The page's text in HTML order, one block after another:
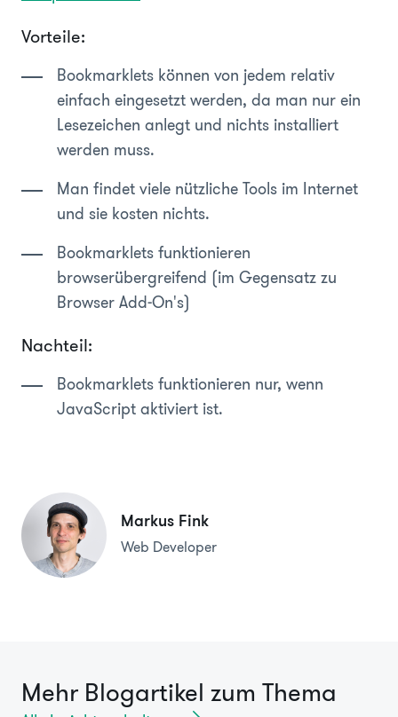
Vorteile:
Bookmarklets können von jedem relativ
einfach eingesetzt werden, da man nur ein
Lesezeichen anlegt und nichts installiert
werden muss.
Man findet viele nützliche Tools im Internet
und sie kosten nichts.
Bookmarklets funktionieren
browserübergreifend (im Gegensatz zu
Browser Add-On's)
Nachteil:
Bookmarklets funktionieren nur, wenn
JavaScript aktiviert ist.
Markus Fink
Web Developer
Mehr Blogartikel zum Thema